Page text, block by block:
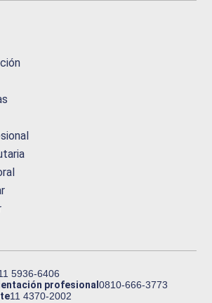
5936-6406
profesional0810-666-3773
11 4370-2002